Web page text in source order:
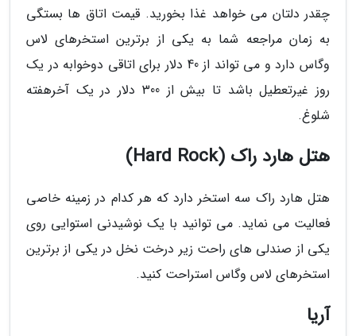
چقدر دلتان می خواهد غذا بخورید. قیمت اتاق ها بستگی
به زمان مراجعه شما به یکی از برترین استخرهای لاس
وگاس دارد و می تواند از 40 دلار برای اتاقی دوخوابه در یک
روز غیرتعطیل باشد تا بیش از 300 دلار در یک آخرهفته
شلوغ.
هتل هارد راک (Hard Rock)
هتل هارد راک سه استخر دارد که هر کدام در زمینه خاصی
فعالیت می نماید. می توانید با یک نوشیدنی استوایی روی
یکی از صندلی های راحت زیر درخت نخل در یکی از برترین
استخرهای لاس وگاس استراحت کنید.
آریا